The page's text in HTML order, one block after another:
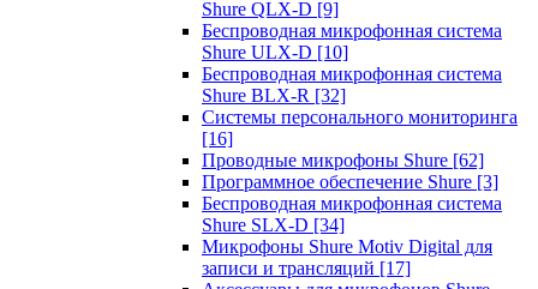
Shure QLX-D [9]
Беспроводная микрофонная система
Shure ULX-D [10]
Беспроводная микрофонная система
Shure BLX-R [32]
Системы персонального мониторинга
[16]
Проводные микрофоны Shure [62]
Программное обеспечение Shure [3]
Беспроводная микрофонная система
Shure SLX-D [34]
Микрофоны Shure Motiv Digital для
записи и трансляций [17]